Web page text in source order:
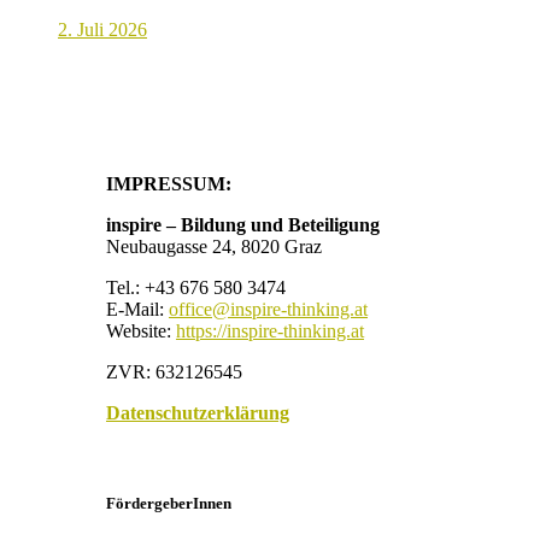
2. Juli 2026
IMPRESSUM:
inspire – Bildung und Beteiligung
Neubaugasse 24, 8020 Graz
Tel.: +43 676 580 3474
E-Mail: office@inspire-thinking.at
Website: https://inspire-thinking.at
ZVR: 632126545
Datenschutzerklärung
FördergeberInnen